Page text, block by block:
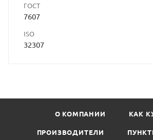
ГОСТ
7607
ISO
32307
О КОМПАНИИ КАК
ПРОИЗВОДИТЕЛИ